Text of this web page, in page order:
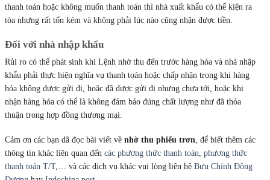
thanh toán hoặc không muốn thanh toán thì nhà xuất khẩu có thể kiện ra
tòa nhưng rất tốn kém và không phải lúc nào cũng nhận được tiền.
Đối với nhà nhập khẩu
Rủi ro có thể phát sinh khi Lệnh nhờ thu đến trước hàng hóa và nhà nhập
khẩu phải thực hiện nghĩa vụ thanh toán hoặc chấp nhận trong khi hàng
hóa không được gửi đi, hoặc đã được gửi đi nhưng chưa tới, hoặc khi
nhận hàng hóa có thể là không đảm bảo đúng chất lượng như đã thỏa
thuận trong hợp đồng thương mại.
Cảm ơn các bạn dã đọc bài viết về nhờ thu phiếu trơn , để biết thêm các
thông tin khác liên quan đến các phương thức thanh toán phương thức
thanh toán T/T,… và các dịch vụ khác vui lòng liên hệ Bưu Chính Đông